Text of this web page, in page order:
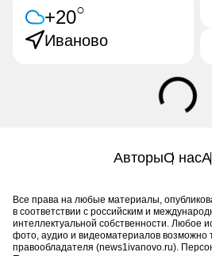
+20○
Иваново
АвторыО нас
Все права на любые материалы,
в соответствии с российским и
интеллектуальной собственности. Любое
фото, аудио и видеоматериалов возможно
правообладателя (news1ivanovo.ru).